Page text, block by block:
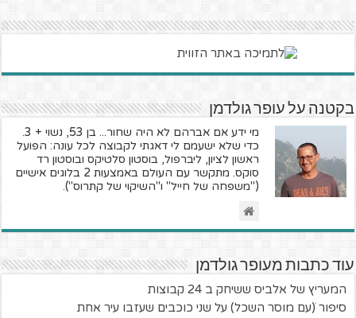
בקטנה על עופר גולדמן
מי ידע אם אברהם לא היה שחור... בן 53, נשוי + 3.
כדי שלא ישעמם לי דאגתי לקבוצה לכל עונה: הפועל
ראשון לציון, ליברפול, בוסטון סלטיקס ובוסטון רד
סוקס. מתקשר עם העולם באמצעות 2 בלוגים אישיים
("משפחה של חייל" ו"השיקוי של קתרוס").
עוד כתבות מעופר גולדמן
המעריץ של אלביס ששיחק ב 24 קבוצות
סיפור ׁ(עם מוסר השכל) על שני כוכבים שעזבו עיר אחת